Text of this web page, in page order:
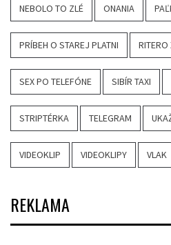
NEBOLO TO ZLÉ ONANIA
PRÍBEH O STAREJ PLATNI RITERO
SEX PO TELEFÓNE SIBÍR TAXI
STRIPTÉRKA TELEGRAM
VIDEOKLIP VIDEOKLIPY VLAK
REKLAMA